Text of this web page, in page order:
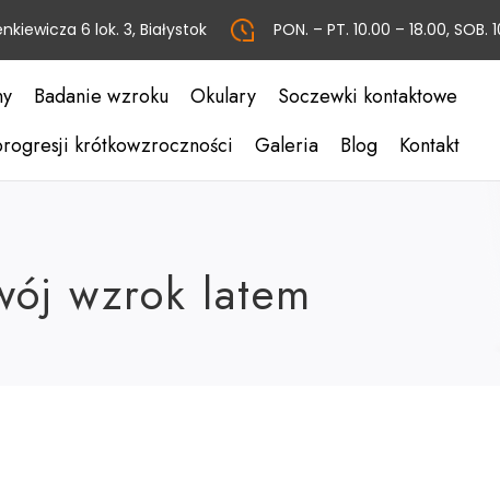
6 lok. 3, Białystok PON. – PT. 10.00 – 18.00, SOB.
Badanie wzroku Okulary
Soczewki kontaktowe
krótkowzroczności
Galeria Blog Kontakt
wzrok latem